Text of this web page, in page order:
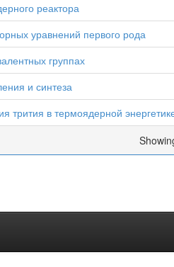
реактора
уравнений первого рода
группах
и синтеза
трития в термоядерной